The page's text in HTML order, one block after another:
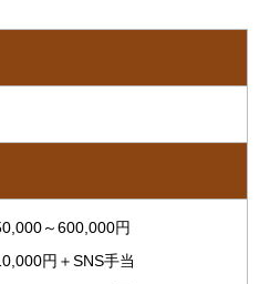
～600,000円
円＋SNS手当